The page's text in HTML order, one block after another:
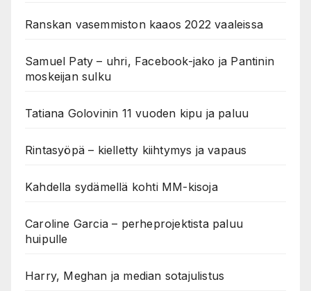
Ranskan vasemmiston kaaos 2022 vaaleissa
Samuel Paty – uhri, Facebook-jako ja Pantinin
moskeijan sulku
Tatiana Golovinin 11 vuoden kipu ja paluu
Rintasyöpä – kielletty kiihtymys ja vapaus
Kahdella sydämellä kohti MM-kisoja
Caroline Garcia – perheprojektista paluu
huipulle
Harry, Meghan ja median sotajulistus